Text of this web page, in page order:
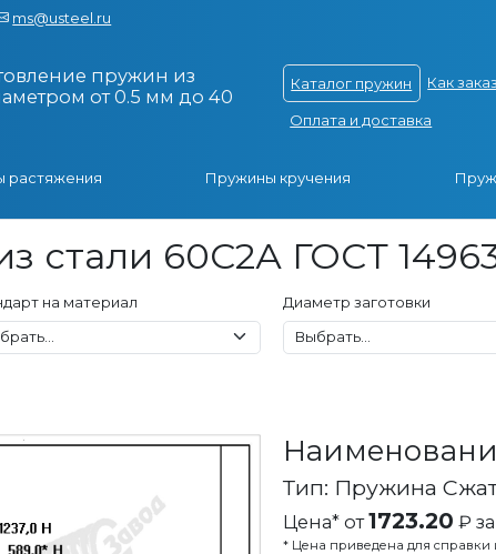
ms@usteel.ru
пружин из
от 0.5 мм до 40
Каталог пружин Как
Оплата и доставка
растяжения Пружины кручения
стали 60С2А ГОСТ
на материал Диаметр заготовки
Тип: Пружина
Цена* от1723.20 ₽
* Цена приведена для справки и